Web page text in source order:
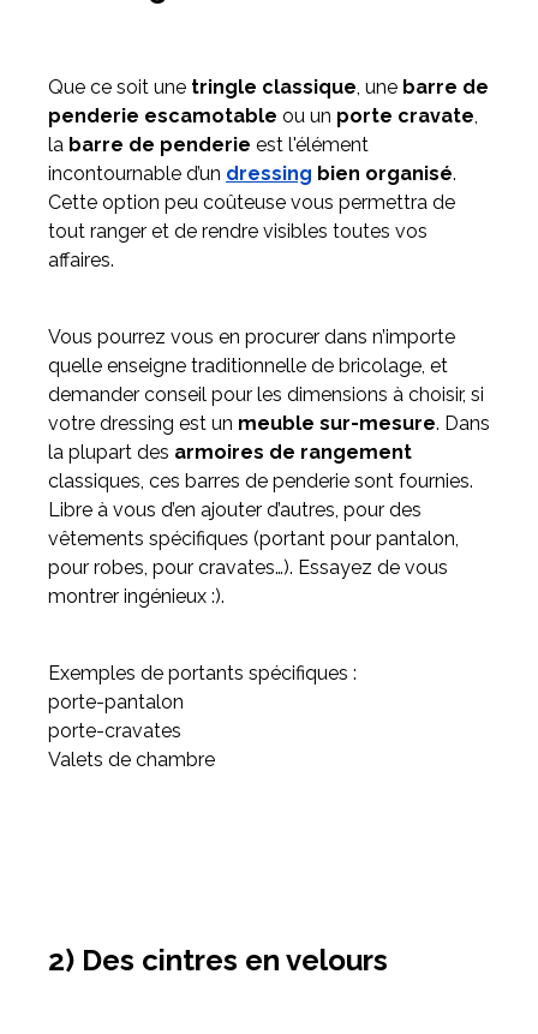
Que ce soit une tringle classique, une barre de
penderie escamotable ou un porte cravate,
la barre de penderie est l'élément
incontournable d’un dressing bien organisé.
Cette option peu coûteuse vous permettra de
tout ranger et de rendre visibles toutes vos
affaires.
Vous pourrez vous en procurer dans n’importe
quelle enseigne traditionnelle de bricolage, et
demander conseil pour les dimensions à choisir, si
votre dressing est un meuble sur-mesure. Dans
la plupart des armoires de rangement
classiques, ces barres de penderie sont fournies.
Libre à vous d’en ajouter d’autres, pour des
vêtements spécifiques (portant pour pantalon,
pour robes, pour cravates…). Essayez de vous
montrer ingénieux :).
Exemples de portants spécifiques :
porte-pantalon
porte-cravates
Valets de chambre
2) Des cintres en velours